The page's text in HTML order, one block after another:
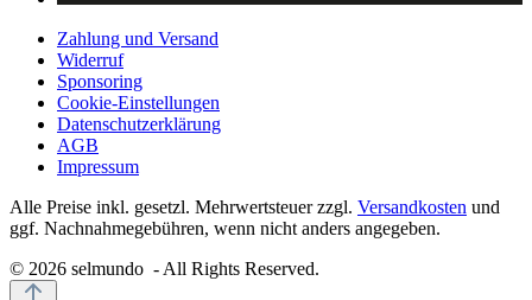
Zahlung und Versand
Widerruf
Sponsoring
Cookie-Einstellungen
Datenschutzerklärung
AGB
Impressum
Alle Preise inkl. gesetzl. Mehrwertsteuer zzgl. Versandkosten und
ggf. Nachnahmegebühren, wenn nicht anders angegeben.
© 2026 selmundo - All Rights Reserved.